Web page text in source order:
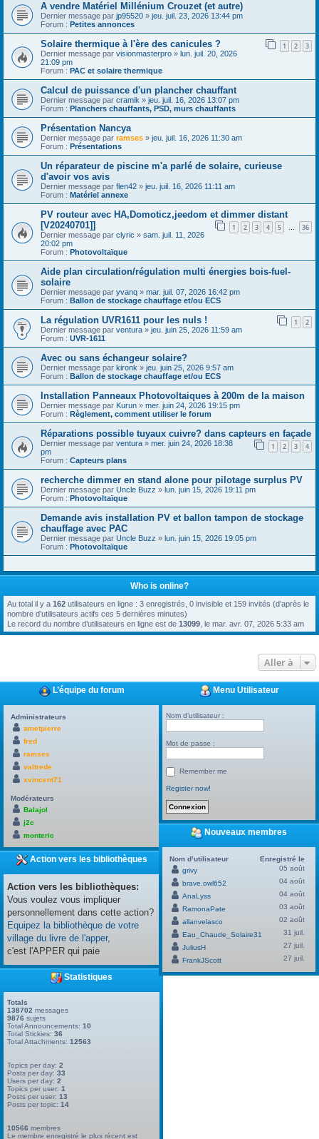
A vendre Matériel Millénium Crouzet (et autre)
Dernier message par jp95520 » jeu. juil. 23, 2026 13:44 pm
Forum : Petites annonces
Solaire thermique à l'ère des canicules ? 1 2 3
Dernier message par visionmasterpro » lun. juil. 20, 2026
21:09 pm
Forum : PAC et solaire thermique
Calcul de puissance d'un plancher chauffant
Dernier message par cramik » jeu. juil. 16, 2026 13:07 pm
Forum : Planchers chauffants, PSD, murs chauffants
Présentation Nancya
Dernier message par ramses » jeu. juil. 16, 2026 11:30 am
Forum : Présentations
Un réparateur de piscine m'a parlé de solaire, curieuse
d'avoir vos avis
Dernier message par flen42 » jeu. juil. 16, 2026 11:11 am
Forum : Matériel annexe
PV routeur avec HA,Domoticz,jeedom et dimmer distant
[V20240701]]
1 2 3 4 5 … 36
Dernier message par clyric » sam. juil. 11, 2026
20:02 pm
Forum : Photovoltaïque
Aide plan circulation/régulation multi énergies bois-fuel-
solaire
Dernier message par yvanq » mar. juil. 07, 2026 16:42 pm
Forum : Ballon de stockage chauffage et/ou ECS
La régulation UVR1611 pour les nuls ! 1 2
Dernier message par ventura » jeu. juin 25, 2026 11:59 am
Forum : UVR-1611
Avec ou sans échangeur solaire?
Dernier message par kironk » jeu. juin 25, 2026 9:57 am
Forum : Ballon de stockage chauffage et/ou ECS
Installation Panneaux Photovoltaiques à 200m de la maison
Dernier message par Kurun » mer. juin 24, 2026 19:15 pm
Forum : Règlement, comment utiliser le forum
Réparations possible tuyaux cuivre? dans capteurs en façade
1 2 3 4
Dernier message par ventura » mer. juin 24, 2026 18:38
pm
Forum : Capteurs plans
recherche dimmer en stand alone pour pilotage surplus PV
Dernier message par Uncle Buzz » lun. juin 15, 2026 19:11 pm
Forum : Photovoltaïque
Demande avis installation PV et ballon tampon de stockage
chauffage avec PAC
Dernier message par Uncle Buzz » lun. juin 15, 2026 19:05 pm
Forum : Photovoltaïque
Who is online?
Au total il y a 162 utilisateurs en ligne : 3 enregistrés, 0 invisible et 159 invités (d’après le
nombre d’utilisateurs actifs ces 5 dernières minutes)
Le record du nombre d’utilisateurs en ligne est de 13099 , le mar. avr. 07, 2026 5:33 am
Aller à
L’équipe du forum
Administrateurs
ametpierre
fred
ramses
valtrede
xvincent71
Modérateurs
Balajol
j2c
monteric
Action vers les bibliothèques
Action vers les bibliothèques:
Vous voulez vous impliquer
personnellement dans cette action?
Equipez la bibliothèque de votre
village du livre de l'apper,
c'est l'APPER qui paie
Statistiques
Totals
138702 messages
9876 sujets
Total Announcements: 10
Total Stickies: 36
Total Attachments: 12563
Topics per day: 2
Posts per day: 33
Users per day: 2
Topics per user: 1
Posts per user: 13
Posts per topic: 14
10566 membres
Le membre enregistré le plus récent est
Menu Utilisateur
Nom d’utilisateur :
Mot de passe :
Remember me
Register now!
Nouveaux membres
Nom d’utilisateur
Enregistré le
grivy
05 août
brave.owl652
04 août
AnaLyss
04 août
RamonaPate
03 août
allanvelasco
02 août
Eau_Chaude_Solaire31
31 juil.
JuliusH
27 juil.
FrankJScott
27 juil.